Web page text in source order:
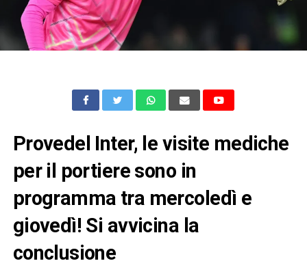
Provedel Inter, le visite mediche
per il portiere sono in
programma tra mercoledì e
giovedì! Si avvicina la
conclusione